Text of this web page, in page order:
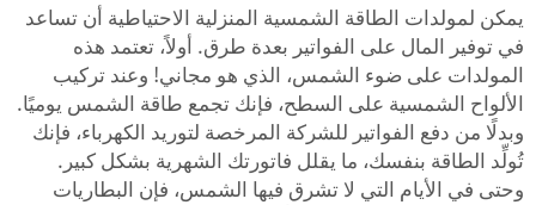
يمكن لمولدات الطاقة الشمسية المنزلية الاحتياطية أن تساعد
في توفير المال على الفواتير بعدة طرق. أولاً، تعتمد هذه
المولدات على ضوء الشمس، الذي هو مجاني! وعند تركيب
الألواح الشمسية على السطح، فإنك تجمع طاقة الشمس يوميًا.
وبدلًا من دفع الفواتير للشركة المرخصة لتوريد الكهرباء، فإنك
تُولِّد الطاقة بنفسك، ما يقلل فاتورتك الشهرية بشكل كبير.
وحتى في الأيام التي لا تشرق فيها الشمس، فإن البطاريات